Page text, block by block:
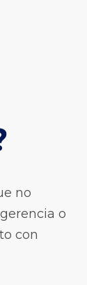
no
o
con